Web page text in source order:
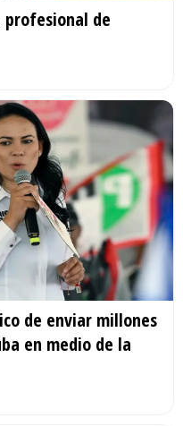
profesional de
de enviar millones
en medio de la